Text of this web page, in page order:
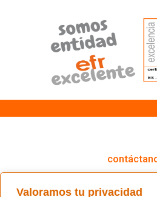
Valoramos tu privacidad
(+34) 91 766 98 56 /